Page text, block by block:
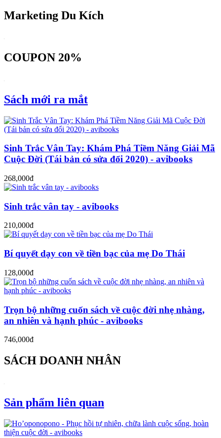
Marketing Du Kích
COUPON 20%
Sách mới ra mắt
Sinh Trắc Vân Tay: Khám Phá Tiềm Năng Giải Mã
Cuộc Đời (Tái bản có sửa đổi 2020) - avibooks
268,000đ
Sinh trắc vân tay - avibooks
210,000đ
Bí quyết dạy con về tiền bạc của mẹ Do Thái
128,000đ
Trọn bộ những cuốn sách về cuộc đời nhẹ nhàng,
an nhiên và hạnh phúc - avibooks
746,000đ
SÁCH DOANH NHÂN
Sản phẩm liên quan